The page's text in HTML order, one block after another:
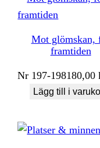
Mot glömskan,
framtiden
Nr 197-198180,00
Lägg till i